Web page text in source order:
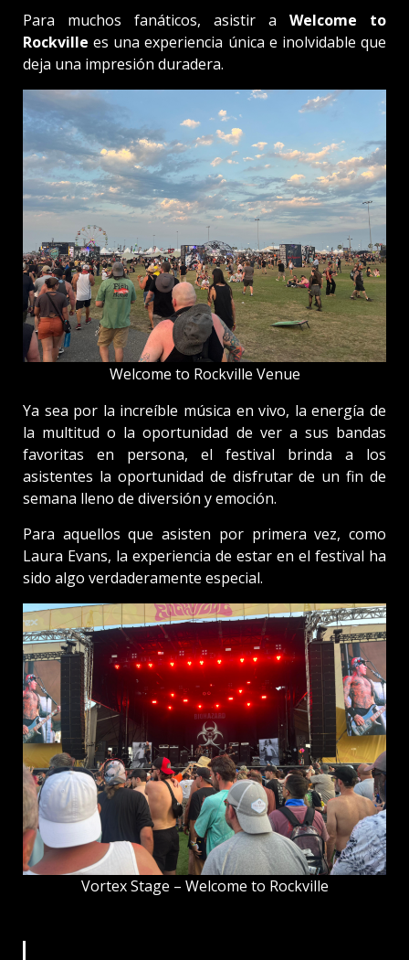
Para muchos fanáticos, asistir a Welcome to
Rockville es una experiencia única e inolvidable que
deja una impresión duradera.
Welcome to Rockville Venue
Ya sea por la increíble música en vivo, la energía de
la multitud o la oportunidad de ver a sus bandas
favoritas en persona, el festival brinda a los
asistentes la oportunidad de disfrutar de un fin de
semana lleno de diversión y emoción.
Para aquellos que asisten por primera vez, como
Laura Evans, la experiencia de estar en el festival ha
sido algo verdaderamente especial.
Vortex Stage – Welcome to Rockville